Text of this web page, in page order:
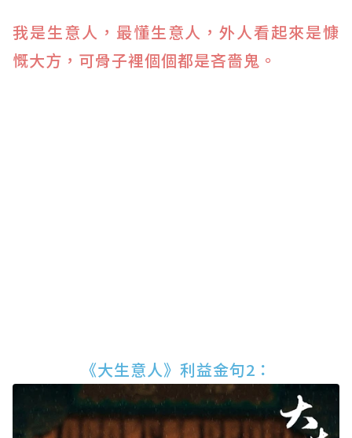
我是生意人，最懂生意人，外人看起來是慷
慨大方，可骨子裡個個都是吝嗇鬼。
《大生意人》利益金句2：